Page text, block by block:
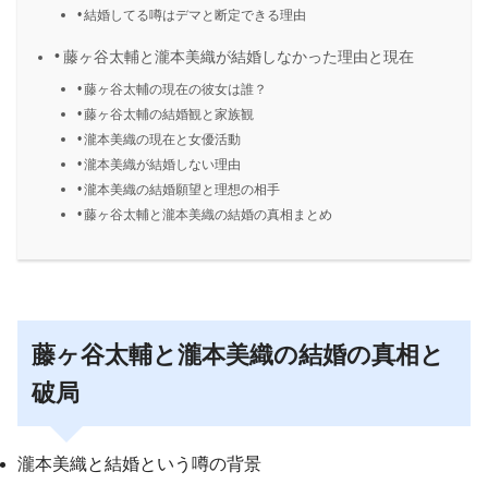
結婚してる噂はデマと断定できる理由
藤ヶ谷太輔と瀧本美織が結婚しなかった理由と現在
藤ヶ谷太輔の現在の彼女は誰？
藤ヶ谷太輔の結婚観と家族観
瀧本美織の現在と女優活動
瀧本美織が結婚しない理由
瀧本美織の結婚願望と理想の相手
藤ヶ谷太輔と瀧本美織の結婚の真相まとめ
藤ヶ谷太輔と瀧本美織の結婚の真相と
破局
瀧本美織と結婚という噂の背景